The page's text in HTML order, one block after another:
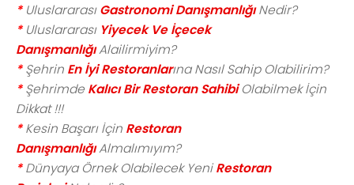
* UluslararasıGastronomi DanışmanlığıNedir?
* Uluslararası Yiyecek Ve İçecek
DanışmanlığıAlailirmiyim?
*Şehrin En İyi Restoranlarına Nasıl Sahip Olabilirim?
*Şehrimde Kalıcı Bir Restoran SahibiOlabilmek İçin
Dikkat !!!
*Kesin Başarı İçin Restoran
DanışmanlığıAlmalımıyım?
*Dünyaya Örnek Olabilecek YeniRestoran